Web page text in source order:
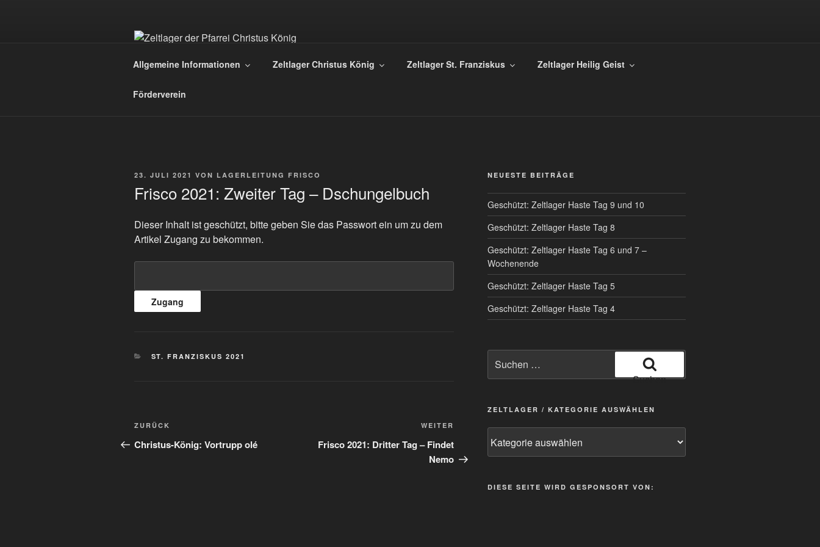
ZELTLAGER DER PFARREI CHRISTUS KÖNIG
Allgemeine Informationen Zeltlager Christus König Zeltlager St. Franziskus Zeltlager Heilig Geist
Förderverein
VERÖFFENTLICHT
23. JULI 2021 VON LAGERLEITUNG FRISCO
Frisco 2021: Zweiter Tag – Dschungelbuch
Dieser Inhalt ist geschützt, bitte geben Sie das Passwort ein um zu dem
Artikel Zugang zu bekommen.
KATEGORIEN
ST. FRANZISKUS 2021
Beitragsnavigation
Vorheriger
Beitrag
ZURÜCK
Christus-König: Vortrupp olé
Nächster
Beitrag
WEITER
Frisco 2021: Dritter Tag – Findet
Nemo
NEUESTE BEITRÄGE
Geschützt: Zeltlager Haste Tag 9 und 10
Geschützt: Zeltlager Haste Tag 8
Geschützt: Zeltlager Haste Tag 6 und 7 –
Wochenende
Geschützt: Zeltlager Haste Tag 5
Geschützt: Zeltlager Haste Tag 4
nach:
Suchen
ZELTLAGER / KATEGORIE AUSWÄHLEN
Kategorie
DIESE SEITE WIRD GESPONSORT VON: